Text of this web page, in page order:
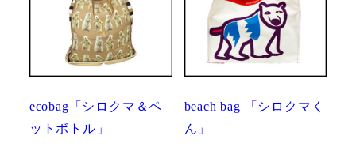
ecobag「シロクマ＆ペ
ットボトル」
beach bag 「シロクマく
ん」